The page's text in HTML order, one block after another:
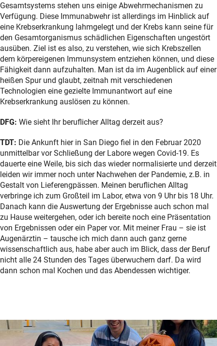
Gesamtsystems stehen uns einige Abwehrmechanismen zu
Verfügung. Diese Immunabwehr ist allerdings im Hinblick auf
eine Krebserkrankung lahmgelegt und der Krebs kann seine für
den Gesamtorganismus schädlichen Eigenschaften ungestört
ausüben. Ziel ist es also, zu verstehen, wie sich Krebszellen
dem körpereigenen Immunsystem entziehen können, und diese
Fähigkeit dann aufzuhalten. Man ist da im Augenblick auf einer
heißen Spur und glaubt, zeitnah mit verschiedenen
Technologien eine gezielte Immunantwort auf eine
Krebserkrankung auslösen zu können.
DFG: Wie sieht Ihr beruflicher Alltag derzeit aus?
TDT: Die Ankunft hier in San Diego fiel in den Februar 2020
unmittelbar vor Schließung der Labore wegen Covid-19. Es
dauerte eine Weile, bis sich das wieder normalisierte und derzeit
leiden wir immer noch unter Nachwehen der Pandemie, z.B. in
Gestalt von Lieferengpässen. Meinen beruflichen Alltag
verbringe ich zum Großteil im Labor, etwa von 9 Uhr bis 18 Uhr.
Danach kann die Auswertung der Ergebnisse auch schon mal
zu Hause weitergehen, oder ich bereite noch eine Präsentation
von Ergebnissen oder ein Paper vor. Mit meiner Frau – sie ist
Augenärztin – tausche ich mich dann auch ganz gerne
wissenschaftlich aus, habe aber auch im Blick, dass der Beruf
nicht alle 24 Stunden des Tages überwuchern darf. Da wird
dann schon mal Kochen und das Abendessen wichtiger.